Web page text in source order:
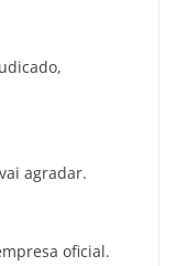
agradar.
oficial.